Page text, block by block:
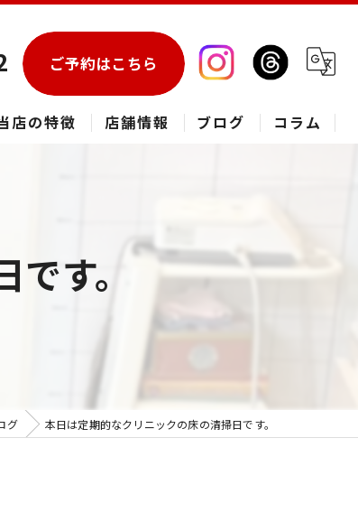
ご予約はこちら
店の特徴
草加市のハウスクリーニング
店舗情報 ブログ コラム
す。
グ 本日は定期的なクリニックの床の清掃日です。